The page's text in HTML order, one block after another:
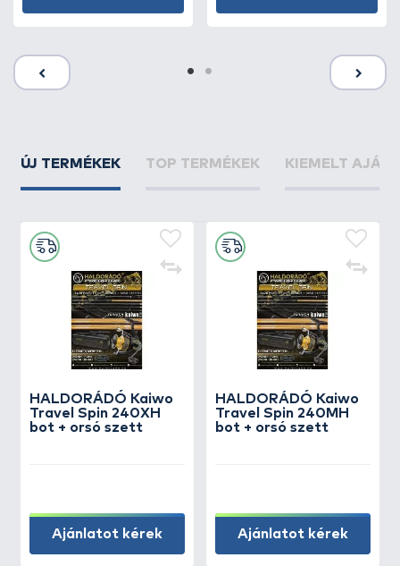
ÚJ TERMÉKEK TOP TERMÉKEK KIEMELT
HALDORÁDÓ Kaiwo
Travel Spin 240XH
bot + orsó szett
Ajánlatot kérek
HALDORÁDÓ Kaiwo
Travel Spin 240MH
bot + orsó szett
Ajánlatot kérek